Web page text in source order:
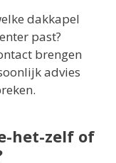
dakkapel
past?
brengen
advies
het-zelf of